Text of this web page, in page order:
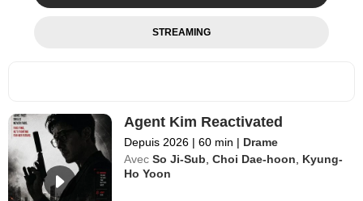
STREAMING
Agent Kim Reactivated
Depuis 2026 | 60 min | Drame
Avec So Ji-Sub ,Choi Dae-hoon
Kyung-
Ho Yoon